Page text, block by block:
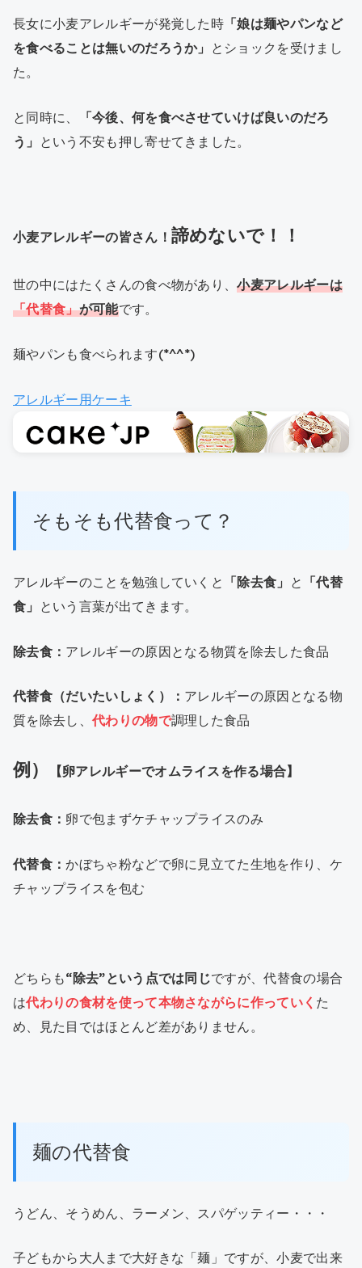
長女に小麦アレルギーが発覚した時 「娘は麺やパンなど
を食べることは無いのだろうか」 とショックを受けまし
た。
と同時に、
「今後、何を食べさせていけば良いのだろ
う」 という不安も押し寄せてきました。
小麦アレルギーの皆さん！ 諦めないで！！
世の中にはたくさんの食べ物があり、小麦アレルギーは
「代替食」が可能です。
麺やパンも食べられます(*^^*)
アレルギー用ケーキ
そもそも代替食って？
アレルギーのことを勉強していくと 「除去食」 と 「代替
食」 という言葉が出てきます。
除去食： アレルギーの原因となる物質を除去した食品
代替食（だいたいしょく）： アレルギーの原因となる物
質を除去し、 代わりの物で調理した食品
例） 【卵アレルギーでオムライスを作る場合】
除去食： 卵で包まずケチャップライスのみ
代替食：かぼちゃ粉などで卵に見立てた生地を作り、ケ
チャップライスを包む
どちらも“除去”という点では同じですが、代替食の場合
は代わりの食材を使って本物さながらに作っていく た
め、見た目ではほとんど差がありません。
麺の代替食
うどん、そうめん、ラーメン、スパゲッティー・・・
子どもから大人まで大好きな「麺」ですが、小麦で出来